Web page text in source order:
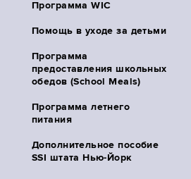
Программа WIC
Помощь в уходе за детьми
Программа
предоставления школьных
обедов (School Meals)
Программа летнего
питания
Дополнительное пособие
SSI штата Нью-Йорк